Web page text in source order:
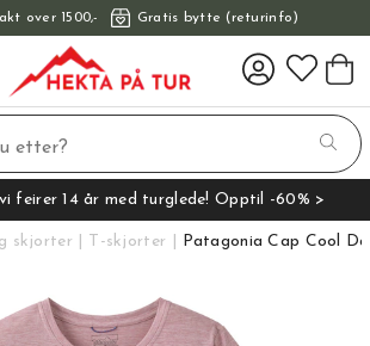
over 1500,- Gratis bytte (returinfo)
feirer 14 år med turglede! Opptil -60% >
skjorter T-skjorter Patagonia Cap Cool